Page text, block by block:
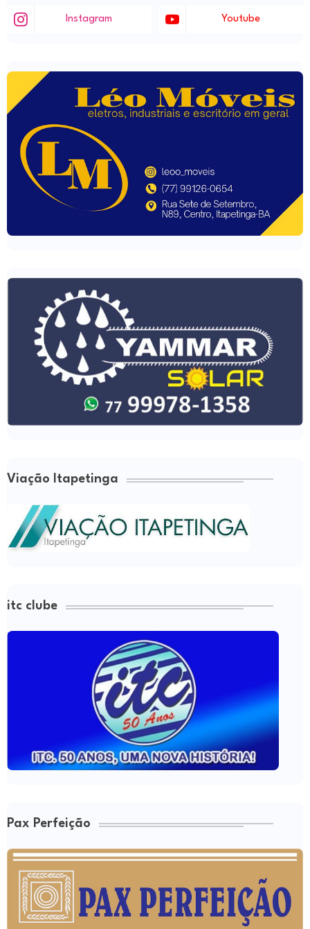
Instagram Youtube
Viação Itapetinga
itc clube
Pax Perfeição